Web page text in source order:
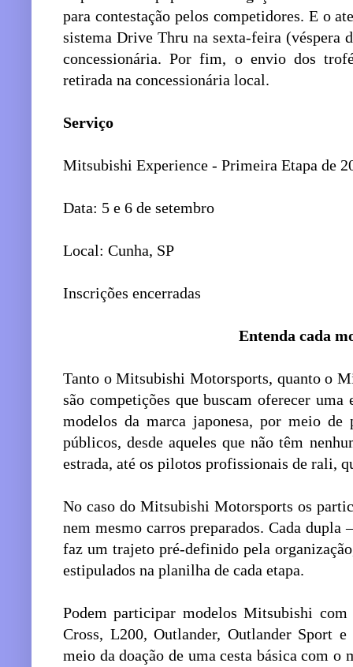
para contestação pelos competidores. E o
sistema Drive Thru na sexta-feira (véspera
concessionária. Por fim, o envio dos
retirada na concessionária local.
Serviço
Mitsubishi Experience - Primeira Etapa de
Data: 5 e 6 de setembro
Local: Cunha, SP
Inscrições encerradas
Entenda cada
Tanto o Mitsubishi Motorsports, quanto o
são competições que buscam oferecer
modelos da marca japonesa, por meio
públicos, desde aqueles que não têm
estrada, até os pilotos profissionais de rali,
No caso do Mitsubishi Motorsports os
nem mesmo carros preparados. Cada
faz um trajeto pré-definido pela
estipulados na planilha de cada etapa.
Podem participar modelos Mitsubishi
Cross, L200, Outlander, Outlander Sport
meio da doação de uma cesta básica com